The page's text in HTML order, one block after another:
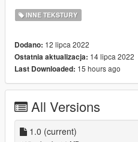
INNE TEKSTURY
Dodano: 12 lipca 2022
Ostatnia aktualizacja: 14 lipca 2022
Last Downloaded: 15 hours ago
All Versions
1.0 (current)